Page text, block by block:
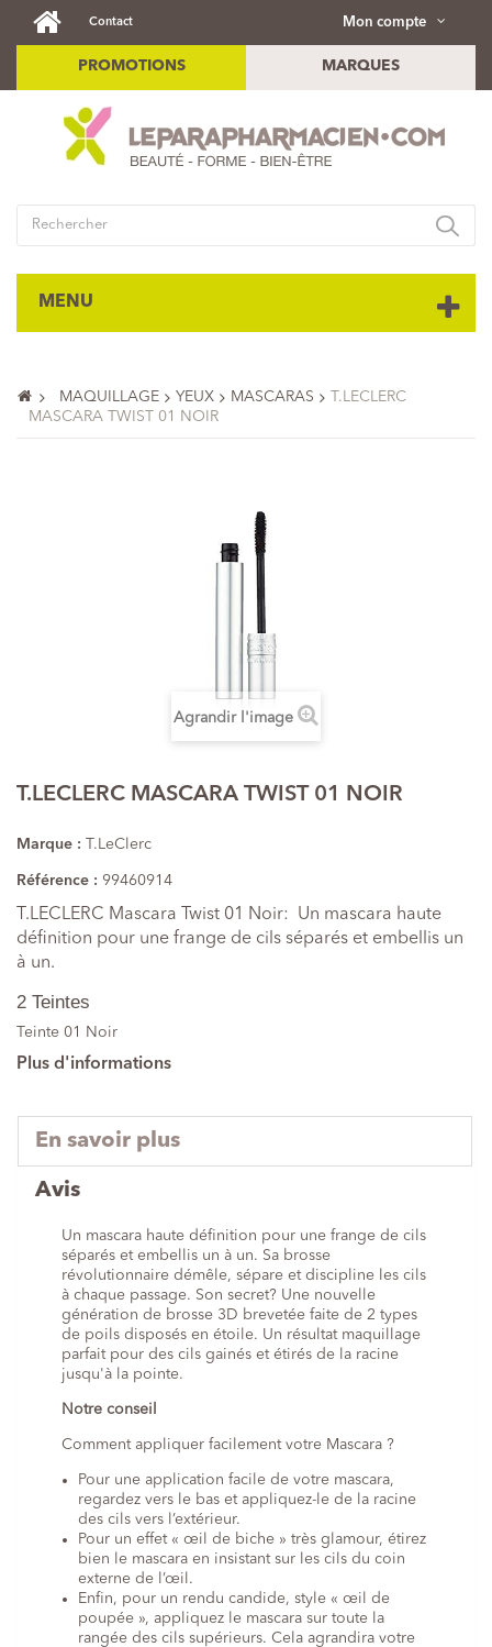
Mon compte
Contact
PROMOTIONS MARQUES
MENU
MAQUILLAGE YEUX MASCARAS
T.LECLERC
MASCARA TWIST 01 NOIR
Agrandir l'image
T.LECLERC MASCARA TWIST 01 NOIR
Marque : T.LeClerc
Référence : 99460914
T.LECLERC Mascara Twist 01 Noir: Un mascara haute
définition pour une frange de cils séparés et embellis un
à un.
2 Teintes
Teinte 01 Noir
Plus d'informations
En savoir plus
Avis
Un mascara haute définition pour une frange de cils
séparés et embellis un à un. Sa brosse
révolutionnaire démêle, sépare et discipline les cils
à chaque passage. Son secret? Une nouvelle
génération de brosse 3D brevetée faite de 2 types
de poils disposés en étoile. Un résultat maquillage
parfait pour des cils gainés et étirés de la racine
jusqu'à la pointe.
Notre conseil
Comment appliquer facilement votre Mascara ?
Pour une application facile de votre mascara,
regardez vers le bas et appliquez-le de la racine
des cils vers l’extérieur.
Pour un effet « œil de biche » très glamour, étirez
bien le mascara en insistant sur les cils du coin
externe de l’œil.
Enfin, pour un rendu candide, style « œil de
poupée », appliquez le mascara sur toute la
rangée des cils supérieurs. Cela agrandira votre